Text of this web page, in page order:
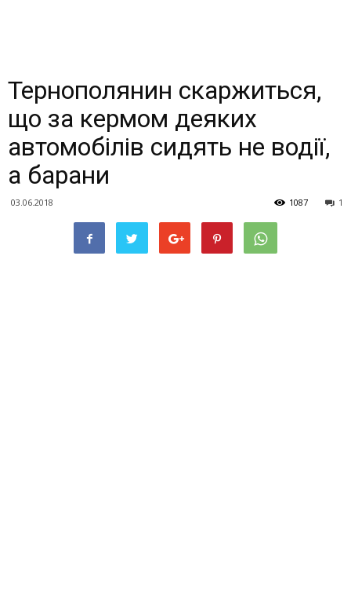
Тернополянин скаржиться,
що за кермом деяких
автомобілів сидять не водії,
а барани
03.06.2018 1
1087